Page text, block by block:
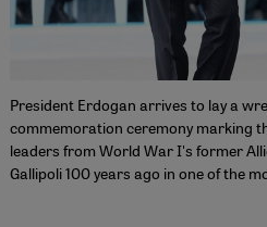
President Erdogan arrives to lay a
commemoration ceremony marking
leaders from World War I's former
Gallipoli 100 years ago in one of the